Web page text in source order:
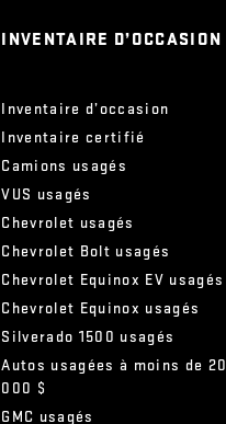
INVENTAIRE D’OCCASION
Inventaire d’occasion
Inventaire certifié
Camions usagés
VUS usagés
Chevrolet usagés
Chevrolet Bolt usagés
Chevrolet Equinox EV usagés
Chevrolet Equinox usagés
Silverado 1500 usagés
Autos usagées à moins de 20
000 $
GMC usagés